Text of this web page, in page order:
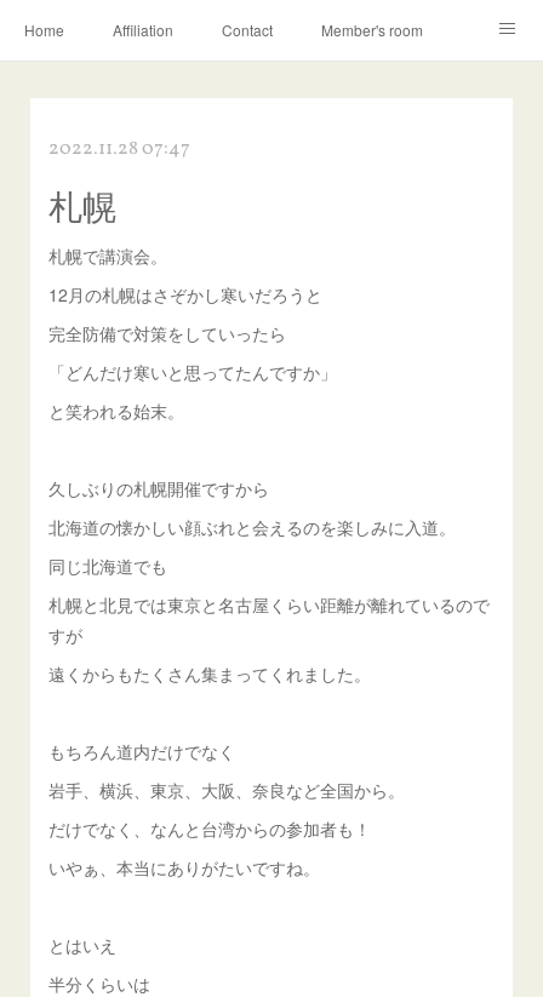
Home Affiliation Contact Member's room
2022.11.28 07:47
札幌
札幌で講演会。
12月の札幌はさぞかし寒いだろうと
完全防備で対策をしていったら
「どんだけ寒いと思ってたんですか」
と笑われる始末。
久しぶりの札幌開催ですから
北海道の懐かしい顔ぶれと会えるのを楽しみに入道。
同じ北海道でも
札幌と北見では東京と名古屋くらい距離が離れているので
すが
遠くからもたくさん集まってくれました。
もちろん道内だけでなく
岩手、横浜、東京、大阪、奈良など全国から。
だけでなく、なんと台湾からの参加者も！
いやぁ、本当にありがたいですね。
とはいえ
半分くらいは